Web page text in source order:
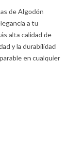
de Algodón
a tu
alta calidad de
y la durabilidad
en cualquier